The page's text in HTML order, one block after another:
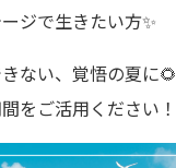
ジで生きたい方✨
ない、覚悟の夏に🌻
をご活用ください！